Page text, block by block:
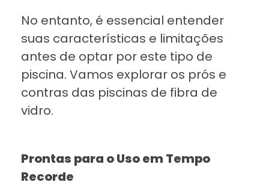
No entanto, é essencial entender
suas características e limitações
antes de optar por este tipo de
piscina. Vamos explorar os prós e
contras das piscinas de fibra de
vidro.
Prontas para o Uso em Tempo
Recorde